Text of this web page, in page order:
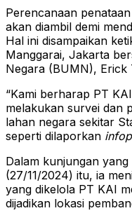
Perencanaan
akan diambil demi
Hal ini disampaikan
Manggarai, Jakarta
Negara (BUMN), Erick
“Kami berharap PT
melakukan survei dan
lahan negara sekitar
seperti dilaporkan
Dalam kunjungan
(27/11/2024) itu, ia
yang dikelola PT KAI
dijadikan lokasi